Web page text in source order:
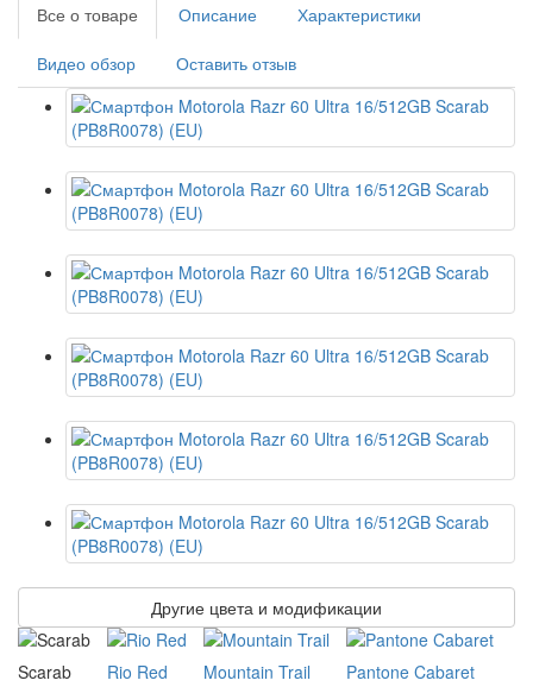
Все о товаре Описание Характеристики
Видео обзор Оставить отзыв
Другие цвета и модификации
Scarab Rio Red Mountain Trail Pantone Cabaret